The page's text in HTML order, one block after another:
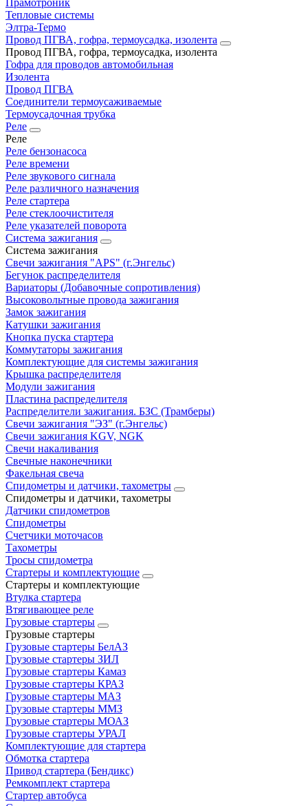
Прамотроник
Тепловые системы
Элтра-Термо
Провод ПГВА, гофра, термоусадка, изолента
Провод ПГВА, гофра, термоусадка, изолента
Гофра для проводов автомобильная
Изолента
Провод ПГВА
Соединители термоусаживаемые
Термоусадочная трубка
Реле
Реле
Реле бензонасоса
Реле времени
Реле звукового сигнала
Реле различного назначения
Реле стартера
Реле стеклоочистителя
Реле указателей поворота
Система зажигания
Система зажигания
Свечи зажигания "APS" (г.Энгельс)
Бегунок распределителя
Вариаторы (Добавочные сопротивления)
Высоковольтные провода зажигания
Замок зажигания
Катушки зажигания
Кнопка пуска стартера
Коммутаторы зажигания
Комплектующие для системы зажигания
Крышка распределителя
Модули зажигания
Пластина распределителя
Распределители зажигания. БЗС (Трамберы)
Свечи зажигания "ЭЗ" (г.Энгельс)
Свечи зажигания KGV, NGK
Свечи накаливания
Свечные наконечники
Факельная свеча
Спидометры и датчики, тахометры
Спидометры и датчики, тахометры
Датчики спидометров
Спидометры
Счетчики моточасов
Тахометры
Тросы спидометра
Стартеры и комплектующие
Стартеры и комплектующие
Втулка стартера
Втягивающее реле
Грузовые стартеры
Грузовые стартеры
Грузовые стартеры БелАЗ
Грузовые стартеры ЗИЛ
Грузовые стартеры Камаз
Грузовые стартеры КРАЗ
Грузовые стартеры МАЗ
Грузовые стартеры ММЗ
Грузовые стартеры МОАЗ
Грузовые стартеры УРАЛ
Комплектующие для стартера
Обмотка стартера
Привод стартера (Бендикс)
Ремкомплект стартера
Стартер автобуса